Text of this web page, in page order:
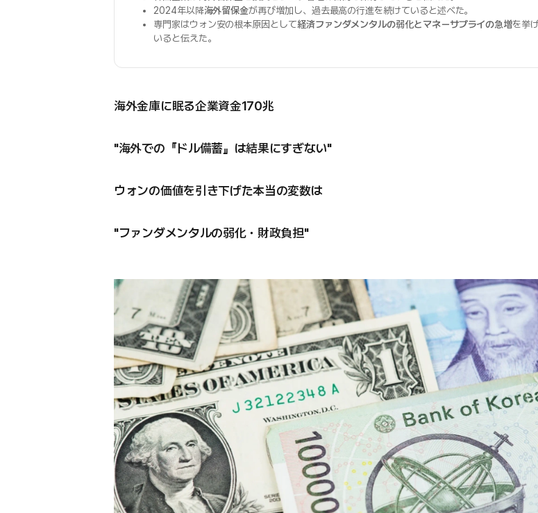
2024年以降海外留保金が再び増加し、過去最高の行進を続けていると述べた。
専門家はウォン安の根本原因として経済ファンダメンタルの弱化とマネーサプライの急増を挙
いると伝えた。
海外金庫に眠る企業資金170兆
"海外での『ドル備蓄』は結果にすぎない"
ウォンの価値を引き下げた本当の変数は
"ファンダメンタルの弱化・財政負担"